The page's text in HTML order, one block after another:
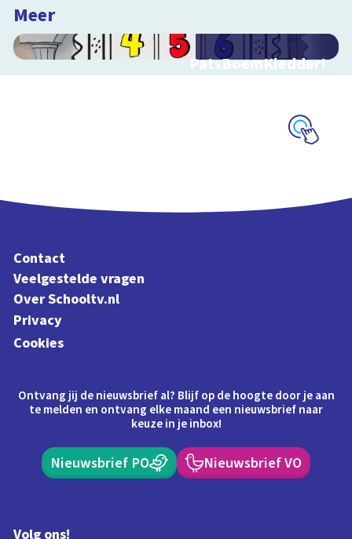
Meer
PatsBoemKledder!
Speel het spel en leer
Contact
Veelgestelde vragen
Over Schooltv.nl
Privacy
Cookies
Ontvang jij de nieuwsbrief al? Blijf op de hoogte door je aan
te melden en ontvang elke maand een nieuwsbrief naar
keuze in je inbox!
Nieuwsbrief PO Nieuwsbrief VO
Volg ons!